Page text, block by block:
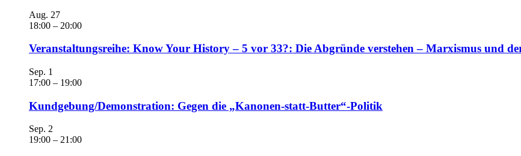
Aug. 27
18:00 – 20:00
Veranstaltungsreihe: Know Your History – 5 vor 33?: Die Abgründe verstehen – Marxismus und
Sep. 1
17:00 – 19:00
Kundgebung/Demonstration: Gegen die „Kanonen-statt-Butter“-Politik
Sep. 2
19:00 – 21:00